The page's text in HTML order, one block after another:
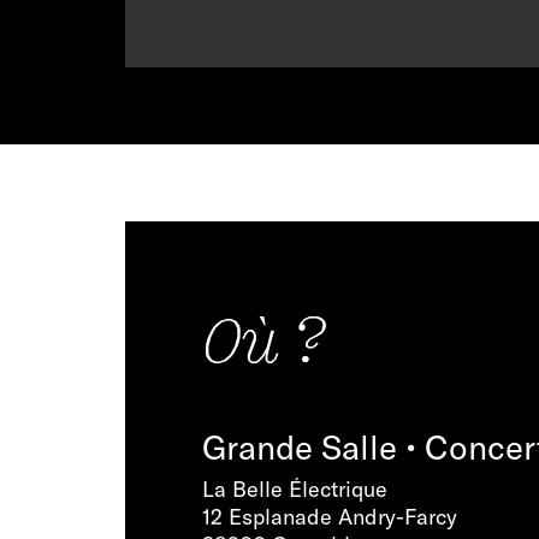
Où ?
Grande Salle •
La Belle Électrique
12 Esplanade Andry-Farcy